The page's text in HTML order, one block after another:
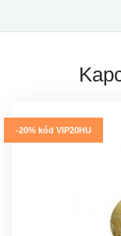
-20% kód VIP20HU